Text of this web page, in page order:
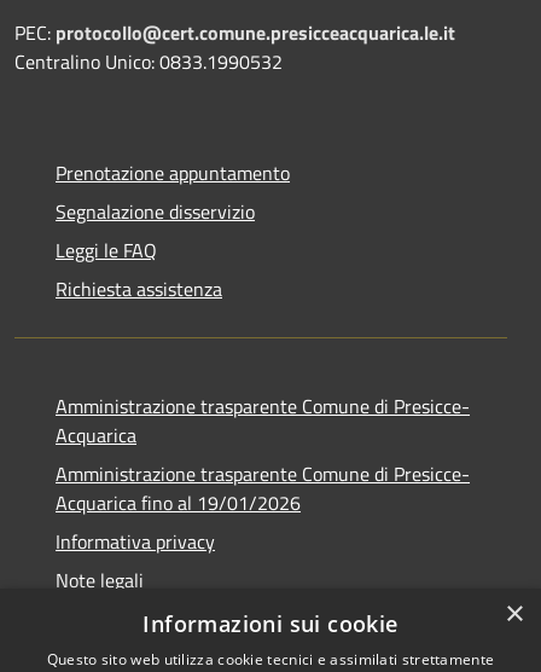
PEC: protocollo@cert.comune.presicceacquarica.le.it
Centralino Unico: 0833.1990532
Prenotazione appuntamento
Segnalazione disservizio
Leggi le FAQ
Richiesta assistenza
Amministrazione trasparente Comune di Presicce-
Acquarica
Amministrazione trasparente Comune di Presicce-
Acquarica fino al 19/01/2026
Informativa privacy
Note legali
Dichiarazione di accessibilità
×
Informazioni sui cookie
Questo sito web utilizza cookie tecnici e assimilati strettamente